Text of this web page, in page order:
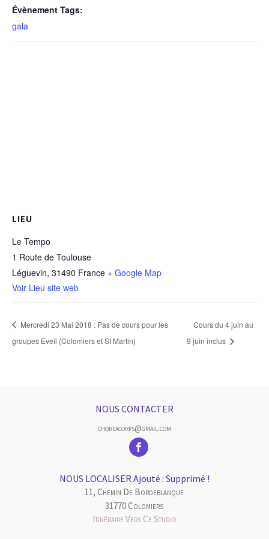
Évènement Tags:
gala
LIEU
Le Tempo
1 Route de Toulouse
Léguevin, 31490 France + Google Map
Voir Lieu site web
Mercredi 23 Mai 2018 : Pas de cours pour les
groupes Eveil (Colomiers et St Martin)
Cours du 4 juin au
9 juin inclus
NOUS CONTACTER
choreacorps@gmail.com
NOUS LOCALISER Ajouté : Supprimé !
11, Chemin De Bordeblanque
31770 Colomiers
Itinéraire Vers Ce Studio